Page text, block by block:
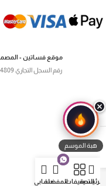
موقع فساتين - المصمم
رقم السجل التجاري 4030464809 -- الرقم الضريبي 300285691800003
التصنيفاتالمفضلةحسابي
هبة الموسم